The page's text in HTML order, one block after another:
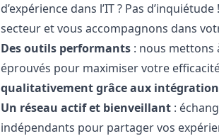
d’expérience dans l’IT ? Pas
secteur et vous accompagnons dans
Des outils performants : nous mettons
éprouvés pour maximiser votre
qualitativement grâce aux
Un réseau actif et bienveillant :
indépendants pour partager vos